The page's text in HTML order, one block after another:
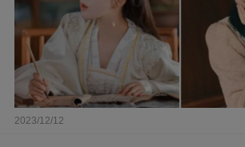
2023/12/12